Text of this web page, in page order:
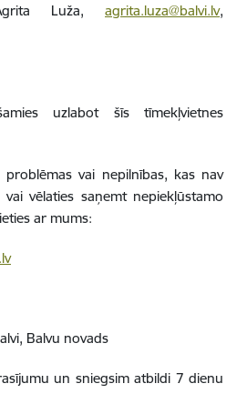
Luža, agrita.luza@balvi.lv,
uzlabot šīs tīmekļvietnes
vai nepilnības, kas nav
vēlaties saņemt nepiekļūstamo
ar mums:
Balvu novads
un sniegsim atbildi 7 dienu